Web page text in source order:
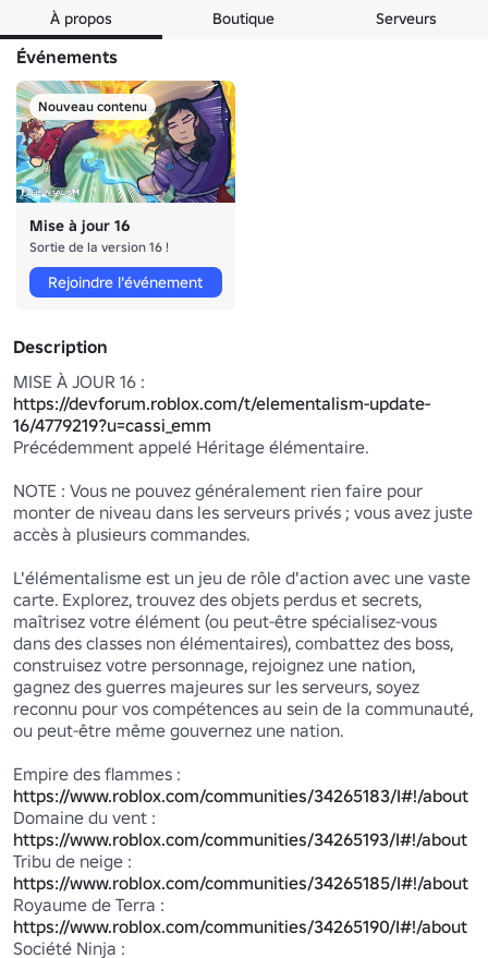
À propos Boutique Serveurs
Événements
Nouveau contenu
Mise à jour 16
Sortie de la version 16 !
Rejoindre l'événement
Description
https://devforum.roblox.com/t/elementalism-update-
16/4779219?u=cassi_emm
Précédemment appelé Héritage élémentaire.
NOTE : Vous ne pouvez généralement rien faire pour
monter de niveau dans les serveurs privés ; vous avez juste
accès à plusieurs commandes.
L'élémentalisme est un jeu de rôle d'action avec une vaste
carte. Explorez, trouvez des objets perdus et secrets,
maîtrisez votre élément (ou peut-être spécialisez-vous
dans des classes non élémentaires), combattez des boss,
construisez votre personnage, rejoignez une nation,
gagnez des guerres majeures sur les serveurs, soyez
reconnu pour vos compétences au sein de la communauté,
ou peut-être même gouvernez une nation.
https://www.roblox.com/communities/34265183/I#!/about
https://www.roblox.com/communities/34265193/I#!/about
https://www.roblox.com/communities/34265185/I#!/about
https://www.roblox.com/communities/34265190/I#!/about